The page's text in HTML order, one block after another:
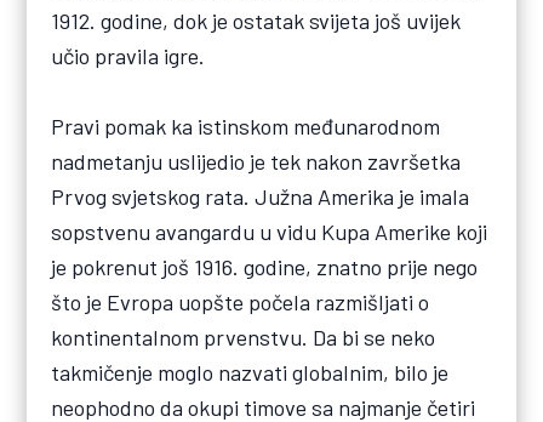
1912. godine, dok je ostatak svijeta još uvijek
učio pravila igre.
Pravi pomak ka istinskom međunarodnom
nadmetanju uslijedio je tek nakon završetka
Prvog svjetskog rata. Južna Amerika je imala
sopstvenu avangardu u vidu Kupa Amerike koji
je pokrenut još 1916. godine, znatno prije nego
što je Evropa uopšte počela razmišljati o
kontinentalnom prvenstvu. Da bi se neko
takmičenje moglo nazvati globalnim, bilo je
neophodno da okupi timove sa najmanje četiri